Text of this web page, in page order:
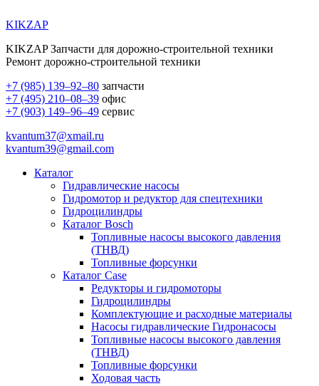
KIKZAP
KIKZAP Запчасти для дорожно-строительной техники
Ремонт дорожно-строительной техники
+7 (985) 139–92–80 запчасти
+7 (495) 210–08–39 офис
+7 (903) 149–96–49 сервис
kvantum37@xmail.ru
kvantum39@gmail.com
Каталог
Гидравлические насосы
Гидромотор и редуктор для спецтехники
Гидроцилиндры
Каталог Bosch
Топливные насосы высокого давления
(ТНВД)
Топливные форсунки
Каталог Case
Редукторы и гидромоторы
Гидроцилиндры
Комплектующие и расходные материалы
Насосы гидравлические Гидронасосы
Топливные насосы высокого давления
(ТНВД)
Топливные форсунки
Ходовая часть